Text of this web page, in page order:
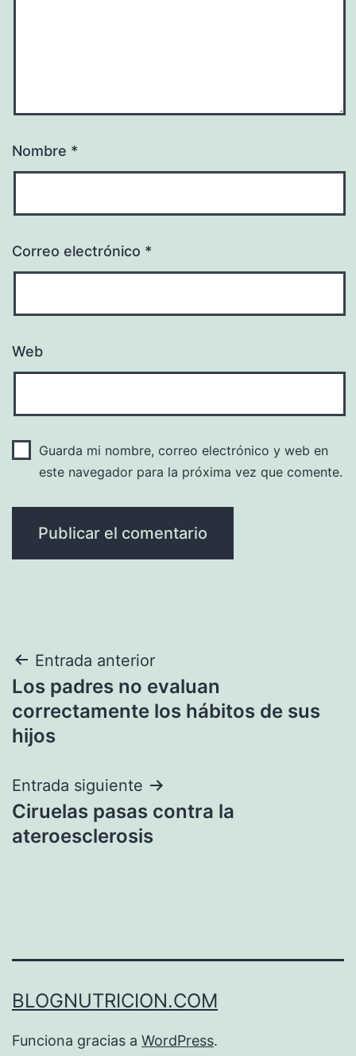
Nombre *
Correo electrónico *
Web
Guarda mi nombre, correo electrónico y web en
este navegador para la próxima vez que comente.
Navegación
de
entradas
Entrada anterior
Los padres no evaluan
correctamente los hábitos de sus
hijos
Entrada siguiente
Ciruelas pasas contra la
ateroesclerosis
BLOGNUTRICION.COM
Funciona gracias a WordPress.